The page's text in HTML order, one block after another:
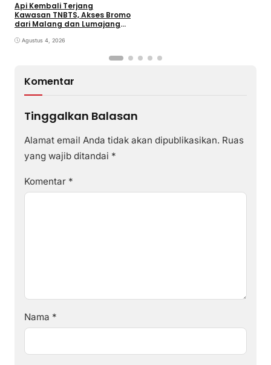
Api Kembali Terjang
Kawasan TNBTS, Akses Bromo
dari Malang dan Lumajang
Agustus 4, 2026
Komentar
Tinggalkan Balasan
Alamat email Anda tidak akan dipublikasikan. Ruas
yang wajib ditandai *
Komentar *
Nama *